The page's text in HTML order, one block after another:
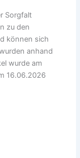
Sorgfalt
zu den
können sich
anhand
wurde am
16.06.2026